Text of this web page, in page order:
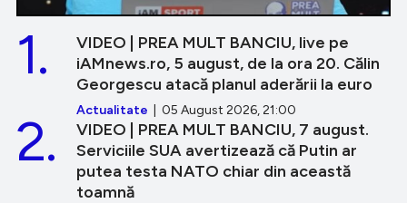
VIDEO | PREA MULT BANCIU, live pe
iAMnews.ro, 5 august, de la ora 20. Călin
Georgescu atacă planul aderării la euro
Actualitate | 05 August 2026, 21:00
1.
VIDEO | PREA MULT BANCIU, 7 august.
Serviciile SUA avertizează că Putin ar
putea testa NATO chiar din această
toamnă
2.